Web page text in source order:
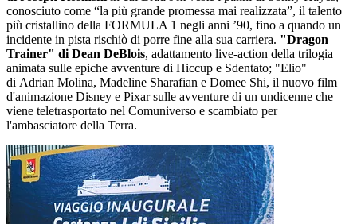
conosciuto come “la più grande promessa mai realizzata”, il talento
più cristallino della FORMULA 1 negli anni ’90, fino a quando un
incidente in pista rischiò di porre fine alla sua carriera. "Dragon
Trainer" di Dean DeBlois, adattamento live-action della trilogia
animata sulle epiche avventure di Hiccup e Sdentato; "Elio"
di Adrian Molina, Madeline Sharafian e Domee Shi, il nuovo film
d'animazione Disney e Pixar sulle avventure di un undicenne che
viene teletrasportato nel Comuniverso e scambiato per
l'ambasciatore della Terra.